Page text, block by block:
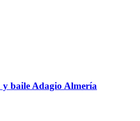
y baile Adagio Almería